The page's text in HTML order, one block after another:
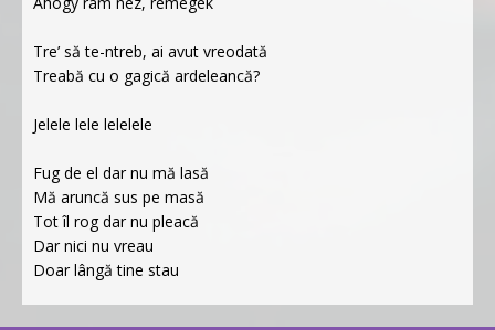
Tre’ să te-ntreb, ai avut vreodată
Treabă cu o gagică ardeleancă?
Jelele lele lelelele
Fug de el dar nu mă lasă
Mă aruncă sus pe masă
Tot îl rog dar nu pleacă
Dar nici nu vreau
Doar lângă tine stau